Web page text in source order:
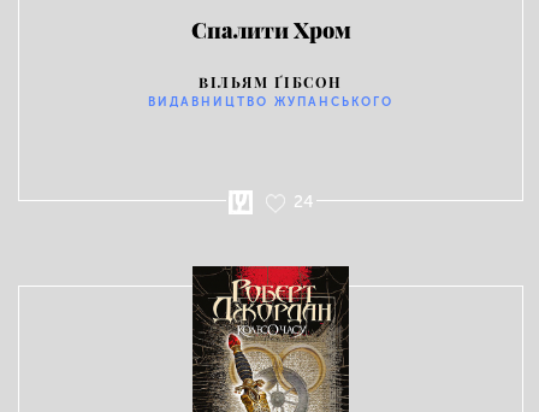
Спалити Хром
ВІЛЬЯМ ҐІБСОН
ВИДАВНИЦТВО ЖУПАНСЬКОГО
24